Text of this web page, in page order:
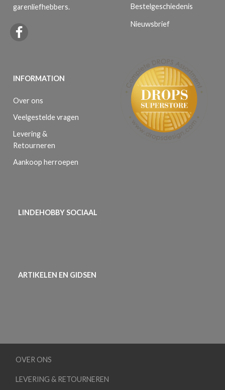
garenliefhebbers.
INFORMATION
Over ons
Veelgestelde vragen
Levering &
Retourneren
Aankoop herroepen
Bestelgeschiedenis
Nieuwsbrief
LINDEHOBBY SOCIAAL
ARTIKELEN EN GIDSEN
OVER ONS
LEVERING & RETOURNEREN